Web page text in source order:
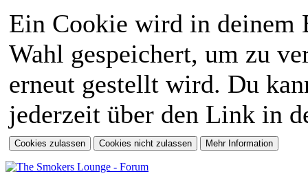
Ein Cookie wird in deinem
Wahl gespeichert, um zu
erneut gestellt wird. Du
jederzeit über den Link in